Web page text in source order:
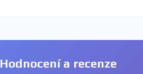
Hodnocení a recenze